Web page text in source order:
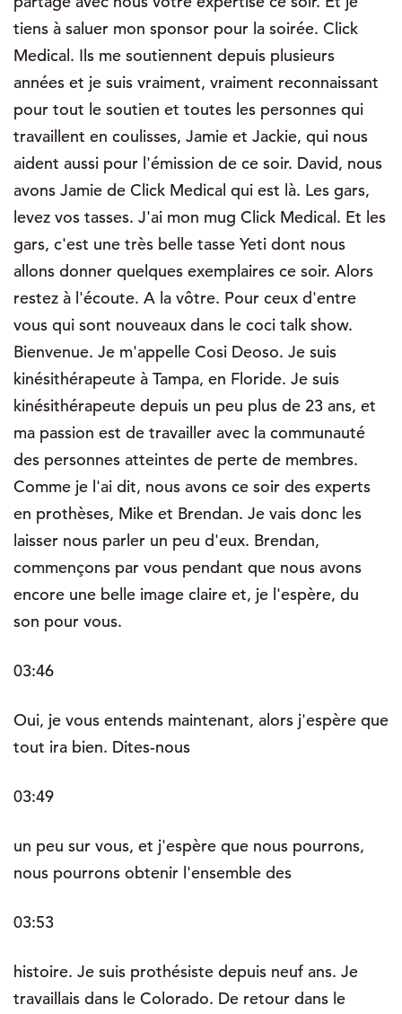
tiens à saluer mon sponsor pour la soirée. Click
Medical. Ils me soutiennent depuis plusieurs
années et je suis vraiment, vraiment reconnaissant
pour tout le soutien et toutes les personnes qui
travaillent en coulisses, Jamie et Jackie, qui nous
aident aussi pour l'émission de ce soir. David, nous
avons Jamie de Click Medical qui est là. Les gars,
levez vos tasses. J'ai mon mug Click Medical. Et les
gars, c'est une très belle tasse Yeti dont nous
allons donner quelques exemplaires ce soir. Alors
restez à l'écoute. A la vôtre. Pour ceux d'entre
vous qui sont nouveaux dans le coci talk show.
Bienvenue. Je m'appelle Cosi Deoso. Je suis
kinésithérapeute à Tampa, en Floride. Je suis
kinésithérapeute depuis un peu plus de 23 ans, et
ma passion est de travailler avec la communauté
des personnes atteintes de perte de membres.
Comme je l'ai dit, nous avons ce soir des experts
en prothèses, Mike et Brendan. Je vais donc les
laisser nous parler un peu d'eux. Brendan,
commençons par vous pendant que nous avons
encore une belle image claire et, je l'espère, du
son pour vous.
03:46
Oui, je vous entends maintenant, alors j'espère que
tout ira bien. Dites-nous
03:49
un peu sur vous, et j'espère que nous pourrons,
nous pourrons obtenir l'ensemble des
03:53
histoire. Je suis prothésiste depuis neuf ans. Je
travaillais dans le Colorado. De retour dans le